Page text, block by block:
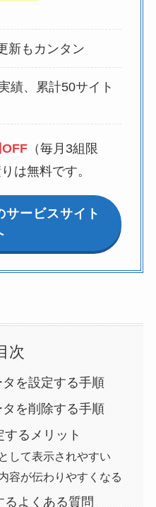
新もカンタン
績、累計50サイト
（毎月3組限
は無料です。
ービスサイト
次
を設定する手順
を削除する手順
るメリット
して表示されやすい
容が伝わりやすくなる
よくある質問